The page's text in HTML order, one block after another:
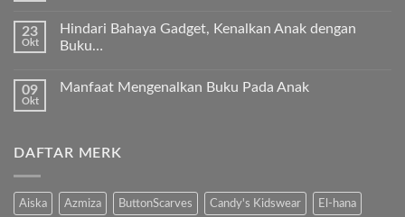
ajari
anak
kita
pada
“Kenapa
23
Okt
Hindari Bahaya Gadget, Kenalkan Anak dengan
Buku…
komentar
Kenalkan
Anak
09
Okt
Manfaat Mengenalkan Buku Pada Anak
Manfaat
Anak
DAFTAR MERK
Aiska Azmiza ButtonScarves Candy's Kidswear El-hana